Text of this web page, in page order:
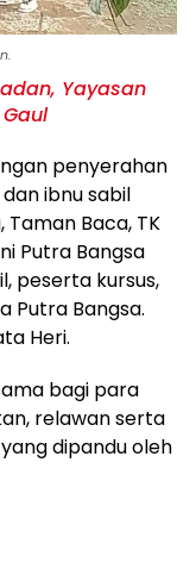
Yayasan
penyerahan
ibnu sabil
Baca, TK
Putra Bangsa
peserta kursus,
Putra Bangsa.
Heri.
bagi para
relawan serta
dipandu oleh